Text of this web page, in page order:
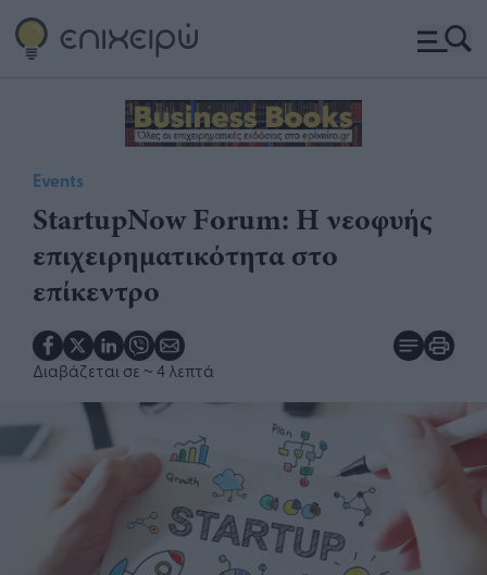
Events
StartupNow Forum: Η νεοφυής
επιχειρηματικότητα στο
επίκεντρο
Διαβάζεται σε ~ 4 λεπτά